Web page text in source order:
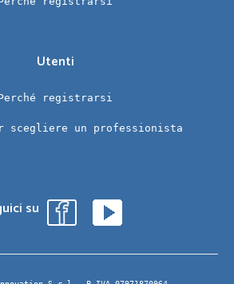
Utenti
registrarsi
scegliere un professionista
su